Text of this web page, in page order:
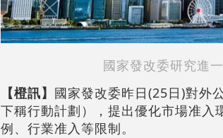
國家發改委研究進
【橙訊】 國家發改委昨日(25日)對外
下稱行動計劃），提出優化市場准入
例、行業准入等限制。